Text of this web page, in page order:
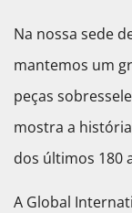
Na nossa sede
mantemos um
peças
mostra a
dos últimos 180
A Global